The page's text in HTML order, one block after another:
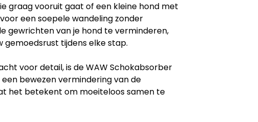
graag vooruit gaat of een kleine hond met
een soepele wandeling zonder
gewrichten van je hond te verminderen,
tijdens elke stap.
voor detail, is de WAW Schokabsorber
bewezen vermindering van de
het betekent om moeiteloos samen te